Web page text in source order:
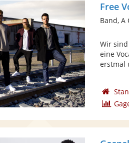
Free
Band, A
Wir
eine
erstmal